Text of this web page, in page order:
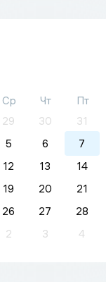
Ср Чт Пт
29 30 31
5 6 7
12 13 14
19 20 21
26 27 28
2 3 4